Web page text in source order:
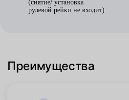
(снятие/ установка
рулевой рейки не входит)
Преимущества